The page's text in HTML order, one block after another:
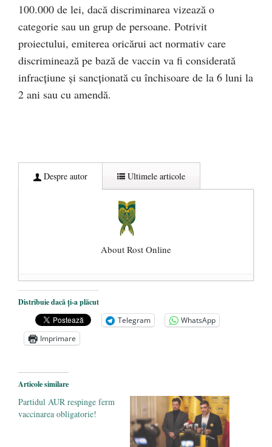
100.000 de lei, dacă discriminarea vizează o
categorie sau un grup de persoane. Potrivit
proiectului, emiterea oricărui act normativ care
discriminează pe bază de vaccin va fi considerată
infracțiune și sancționată cu închisoare de la 6 luni la
2 ani sau cu amendă.
Despre autor Ultimele articole
About Rost Online
Dezvăluiri cutremurătoare despre
președintele Ucrainei, Volodymyr
Zelensky
- 13 mai 2026
Statul care servește Națiunea
Legea Vexler produce efecte. Bustul
poetului Octavian Goga, înlăturat din Iași
- 16 aprilie 2026
Distribuie dacă ți-a plăcut
Telegram
WhatsApp
Imprimare
Articole similare
Partidul AUR respinge ferm
vaccinarea obligatorie!